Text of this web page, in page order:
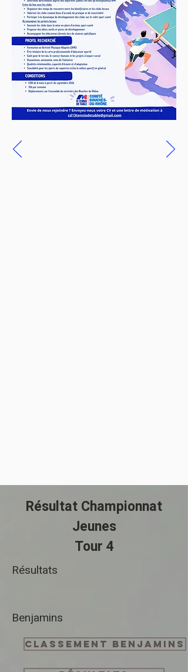
Résultat Championnat
Jeunes
Tour 4
Résultats
Benjamins
Classement Benjamins